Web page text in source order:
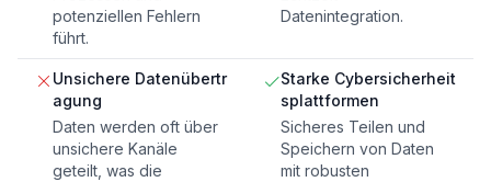
potenziellen Fehlern
führt.
Datenintegration.
Unsichere Datenübertr
agung
Daten werden oft über
unsichere Kanäle
geteilt, was die
Starke Cybersicherheit
splattformen
Sicheres Teilen und
Speichern von Daten
mit robusten